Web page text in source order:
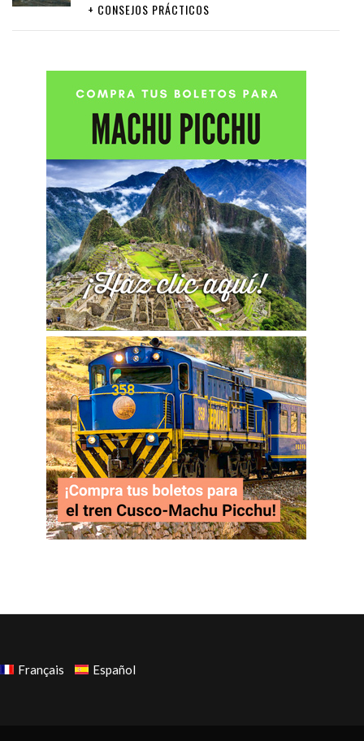
+ CONSEJOS PRÁCTICOS
Français Español